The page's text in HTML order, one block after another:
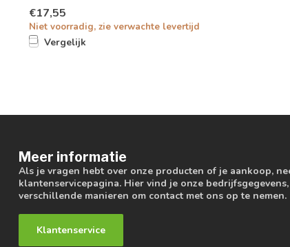
€17,55
Niet voorradig, zie verwachte levertijd
Vergelijk
Meer informatie
Als je vragen hebt over onze producten of je aankoop,
klantenservicepagina. Hier vind je onze
verschillende manieren om contact met ons op te nemen.
Klantenservice